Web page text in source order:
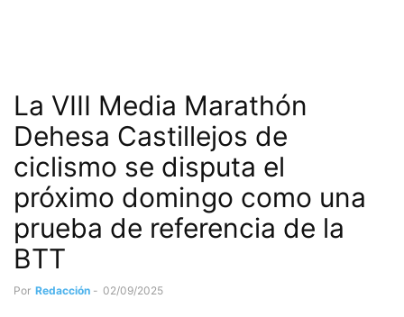
La VIII Media Marathón
Dehesa Castillejos de
ciclismo se disputa el
próximo domingo como una
prueba de referencia de la
BTT
Por Redacción - 02/09/2025